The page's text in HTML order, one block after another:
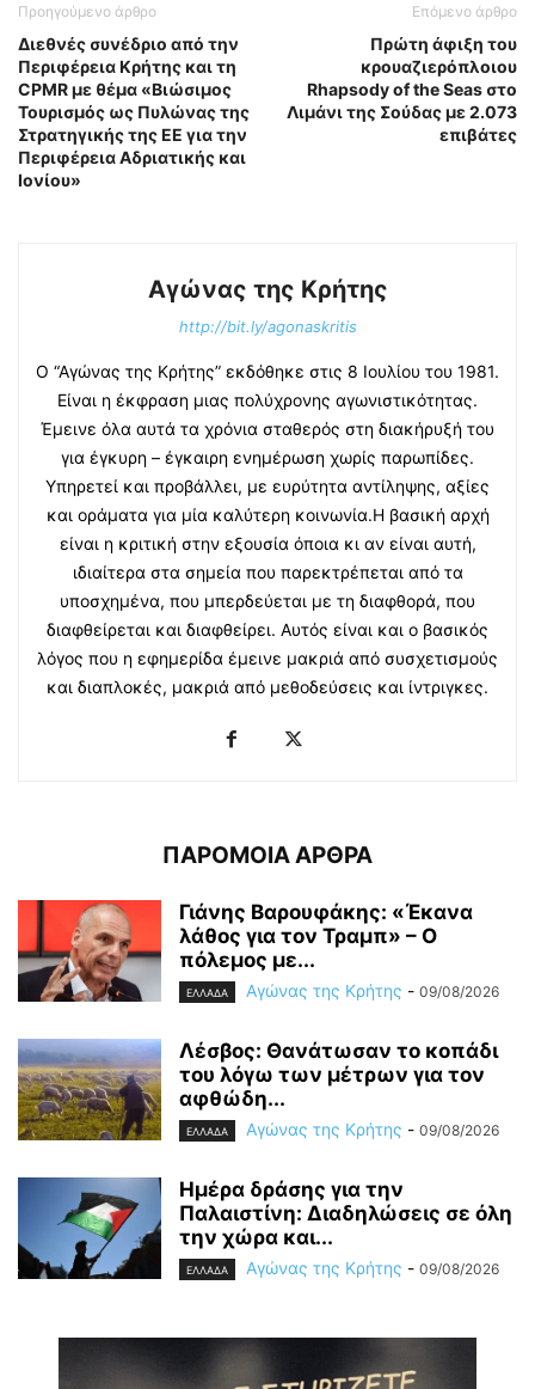
Προηγούμενο άρθρο
Διεθνές συνέδριο από την
Περιφέρεια Κρήτης και τη
CPMR με θέμα «Βιώσιμος
Τουρισμός ως Πυλώνας της
Στρατηγικής της ΕΕ για την
Περιφέρεια Αδριατικής και
Ιονίου»
Επόμενο άρθρο
Πρώτη άφιξη του
κρουαζιερόπλοιου
Rhapsody of the Seas στο
Λιμάνι της Σούδας με 2.073
επιβάτες
Αγώνας της Κρήτης
http://bit.ly/agonaskritis
Ο “Αγώνας της Κρήτης” εκδόθηκε στις 8 Ιουλίου του 1981.
Είναι η έκφραση μιας πολύχρονης αγωνιστικότητας.
Έμεινε όλα αυτά τα χρόνια σταθερός στη διακήρυξή του
για έγκυρη – έγκαιρη ενημέρωση χωρίς παρωπίδες.
Υπηρετεί και προβάλλει, με ευρύτητα αντίληψης, αξίες
και οράματα για μία καλύτερη κοινωνία.Η βασική αρχή
είναι η κριτική στην εξουσία όποια κι αν είναι αυτή,
ιδιαίτερα στα σημεία που παρεκτρέπεται από τα
υποσχημένα, που μπερδεύεται με τη διαφθορά, που
διαφθείρεται και διαφθείρει. Αυτός είναι και ο βασικός
λόγος που η εφημερίδα έμεινε μακριά από συσχετισμούς
και διαπλοκές, μακριά από μεθοδεύσεις και ίντριγκες.
ΠΑΡΟΜΟΙΑ ΑΡΘΡΑ
Γιάνης Βαρουφάκης: «Έκανα
λάθος για τον Τραμπ» – Ο
πόλεμος με...
ΕΛΛΑΔΑ Αγώνας της Κρήτης - 09/08/2026
Λέσβος: Θανάτωσαν το κοπάδι
του λόγω των μέτρων για τον
αφθώδη...
ΕΛΛΑΔΑ Αγώνας της Κρήτης - 09/08/2026
Ημέρα δράσης για την
Παλαιστίνη: Διαδηλώσεις σε όλη
την χώρα και...
ΕΛΛΑΔΑ Αγώνας της Κρήτης - 09/08/2026